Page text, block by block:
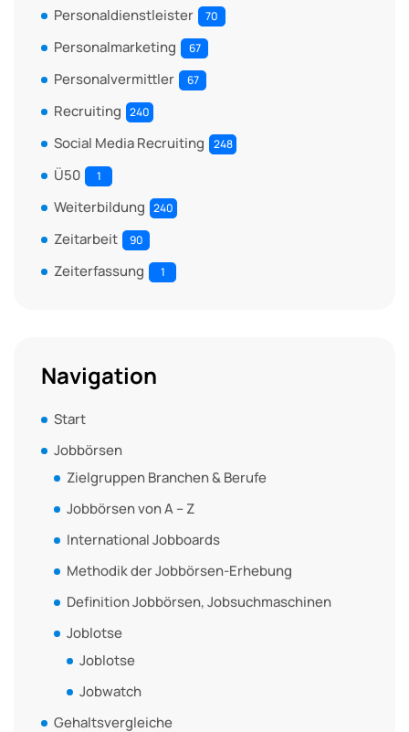
Personaldienstleister 70
Personalmarketing 67
Personalvermittler 67
Recruiting 240
Social Media Recruiting 248
Ü50 1
Weiterbildung 240
Zeitarbeit 90
Zeiterfassung 1
Navigation
Start
Jobbörsen
Zielgruppen Branchen & Berufe
Jobbörsen von A – Z
International Jobboards
Methodik der Jobbörsen-Erhebung
Definition Jobbörsen, Jobsuchmaschinen
Joblotse
Joblotse
Jobwatch
Gehaltsvergleiche